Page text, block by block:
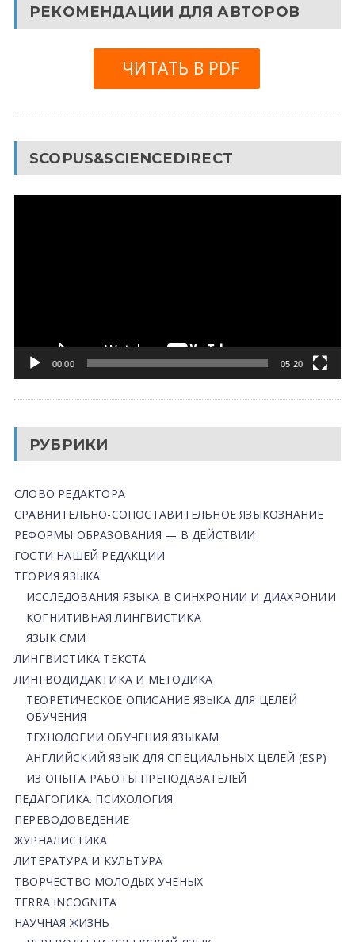
РЕКОМЕНДАЦИИ ДЛЯ АВТОРОВ
ЧИТАТЬ В PDF
SCOPUS&SCIENCEDIRECT
00:00 05:20
РУБРИКИ
СЛОВО РЕДАКТОРА
СРАВНИТЕЛЬНО-СОПОСТАВИТЕЛЬНОЕ ЯЗЫКОЗНАНИЕ
РЕФОРМЫ ОБРАЗОВАНИЯ — В ДЕЙСТВИИ
ГОСТИ НАШЕЙ РЕДАКЦИИ
ТЕОРИЯ ЯЗЫКА
ИССЛЕДОВАНИЯ ЯЗЫКА В СИНХРОНИИ И ДИАХРОНИИ
КОГНИТИВНАЯ ЛИНГВИСТИКА
ЯЗЫК СМИ
ЛИНГВИСТИКА ТЕКСТА
ЛИНГВОДИДАКТИКА И МЕТОДИКА
ТЕОРЕТИЧЕСКОЕ ОПИСАНИЕ ЯЗЫКА ДЛЯ ЦЕЛЕЙ
ОБУЧЕНИЯ
ТЕХНОЛОГИИ ОБУЧЕНИЯ ЯЗЫКАМ
АНГЛИЙСКИЙ ЯЗЫК ДЛЯ СПЕЦИАЛЬНЫХ ЦЕЛЕЙ (ESP)
ИЗ ОПЫТА РАБОТЫ ПРЕПОДАВАТЕЛЕЙ
ПЕДАГОГИКА. ПСИХОЛОГИЯ
ПЕРЕВОДОВЕДЕНИЕ
ЖУРНАЛИСТИКА
ЛИТЕРАТУРА И КУЛЬТУРА
ТВОРЧЕСТВО МОЛОДЫХ УЧЕНЫХ
TERRA INCOGNITA
НАУЧНАЯ ЖИЗНЬ